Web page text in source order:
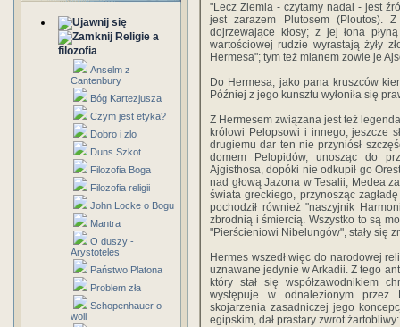
Religie a
filozofia
Anselm z
Cantenbury
Bóg Kartezjusza
Czym jest etyka?
Dobro i zlo
Duns Szkot
Filozofia Boga
Filozofia religii
John Locke o Bogu
Mantra
O duszy -
Arystoteles
Państwo Platona
Problem zła
Schopenhauer o
woli
"Lecz Ziemia - czytamy nadal - jest
jest zarazem Plutosem (Ploutos).
dojrzewające kłosy; z jej łona
wartościowej rudzie wyrastają żyły
Hermesa"; tym też mianem zowie je
Do Hermesa, jako pana kruszców
Później z jego kunsztu wyłoniła się
Z Hermesem związana jest też
królowi Pelopsowi i innego, jeszcze
drugiemu dar ten nie przyniósł
domem Pelopidów, unosząc do
Ajgisthosa, dopóki nie odkupił go
nad głową Jazona w Tesalii, Medea
świata greckiego, przynosząc
pochodził również "naszyjnik
zbrodnią i śmiercią. Wszystko to są
"Pierścieniowi Nibelungów", stały się
Hermes wszedł więc do narodowej
uznawane jedynie w Arkadii. Z tego
który stał się współzawodnikiem
występuje w odnalezionym przez
skojarzenia zasadniczej jego
egipskim, dał prastary zwrot